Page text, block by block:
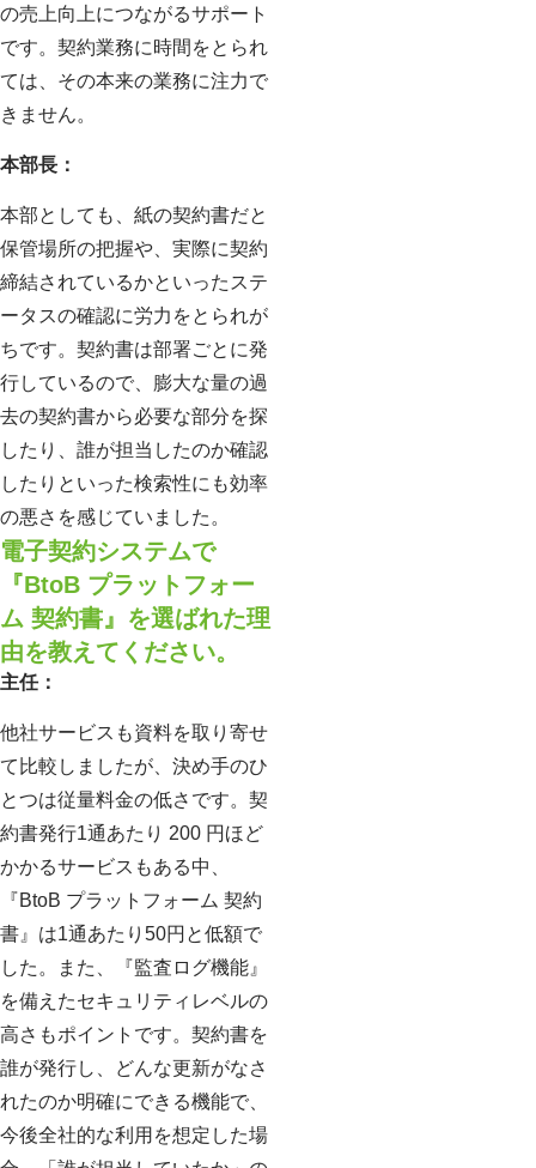
の売上向上につながるサポート
です。契約業務に時間をとられ
ては、その本来の業務に注力で
きません。
本部長：
本部としても、紙の契約書だと
保管場所の把握や、実際に契約
締結されているかといったステ
ータスの確認に労力をとられが
ちです。契約書は部署ごとに発
行しているので、膨大な量の過
去の契約書から必要な部分を探
したり、誰が担当したのか確認
したりといった検索性にも効率
の悪さを感じていました。
電子契約システムで
『BtoB プラットフォー
ム 契約書』を選ばれた理
由を教えてください。
主任：
他社サービスも資料を取り寄せ
て比較しましたが、決め手のひ
とつは従量料金の低さです。契
約書発行1通あたり 200 円ほど
かかるサービスもある中、
『BtoB プラットフォーム 契約
書』は1通あたり50円と低額で
した。また、『監査ログ機能』
を備えたセキュリティレベルの
高さもポイントです。契約書を
誰が発行し、どんな更新がなさ
れたのか明確にできる機能で、
今後全社的な利用を想定した場